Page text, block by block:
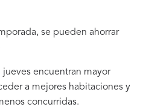
se pueden ahorrar
encuentran mayor
a mejores habitaciones y
concurridas.